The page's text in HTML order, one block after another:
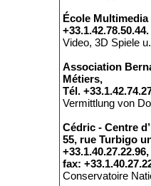
École Multimedia
Video, 3D Spiele
Association
Métiers,
Tél.
Vermittlung von
Cédric - Centre
55, rue Turbigo
+33.1.40.27.22.96,
fax:
Conservatoire